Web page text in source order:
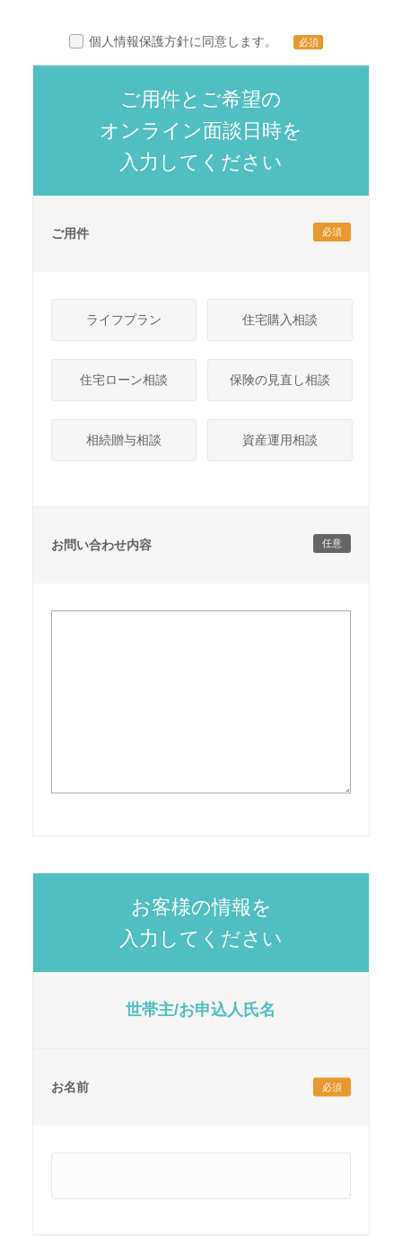
個人情報保護方針に同意します。 必須
ご用件とご希望の
オンライン面談日時を
入力してください
ご用件 必須
ライフプラン 住宅購入相談
住宅ローン相談 保険の見直し相談
相続贈与相談 資産運用相談
お問い合わせ内容 任意
お客様の情報を
入力してください
世帯主/お申込人氏名
お名前 必須